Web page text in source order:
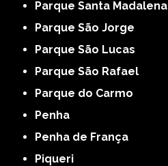
Parque Santa Madalena
Parque São Jorge
Parque São Lucas
Parque São Rafael
Parque do Carmo
Penha
Penha de França
Piqueri